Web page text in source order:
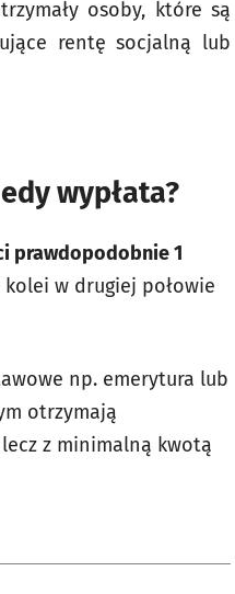
osoby, które są
rentę socjalną lub
wypłata?
prawdopodobnie1
w drugiej połowie
np. emerytura lub
otrzymają
z minimalną kwotą